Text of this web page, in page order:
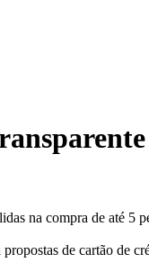
na compra de até 5
de cartão de